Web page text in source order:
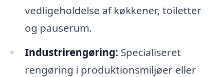
vedligeholdelse af køkkener, toiletter
og pauserum.
Industrirengøring: Specialiseret
rengøring i produktionsmiljøer eller